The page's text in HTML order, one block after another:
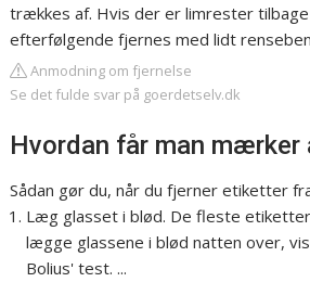
trækkes af. Hvis der er limrester
efterfølgende fjernes med lidt
Anmodning om fjernelse
Se det fulde svar på goerdetselv.dk
Hvordan får man mærker
Sådan gør du, når du fjerner etiketter
Læg glasset i blød. De fleste
lægge glassene i blød natten over,
Bolius' test. ...